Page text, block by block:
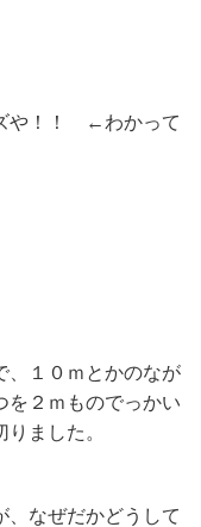
や！！ ←わかって
、１０ｍとかのなが
を２ｍものでっかい
ました。
、なぜだかどうして